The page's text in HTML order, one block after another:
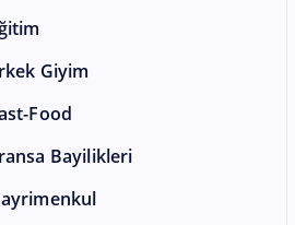
Giyim
Food
Bayilikleri